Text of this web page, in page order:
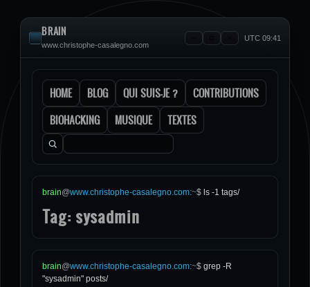
BRAIN
www.christophe-casalegno.com
UTC 09:41
HOME BLOG QUI SUIS-JE ?
CONTRIBUTIONS
BIOHACKING
MUSIQUE TEXTES
Rechercher :
brain@www.christophe-casalegno.com:~$ ls -1 tags/
Tag: sysadmin
brain@www.christophe-casalegno.com:~$ grep -R
"sysadmin" posts/